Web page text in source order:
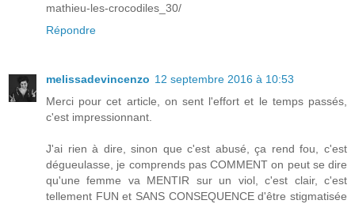
mathieu-les-crocodiles_30/
Répondre
melissadevincenzo 12 septembre 2016 à 10:53
Merci pour cet article, on sent l'effort et le temps passés,
c'est impressionnant.
J'ai rien à dire, sinon que c'est abusé, ça rend fou, c'est
dégueulasse, je comprends pas COMMENT on peut se dire
qu'une femme va MENTIR sur un viol, c'est clair, c'est
tellement FUN et SANS CONSEQUENCE d'être stigmatisée